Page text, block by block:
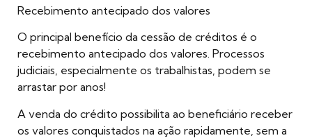
Recebimento antecipado dos valores
O principal benefício da cessão de créditos é o
recebimento antecipado dos valores. Processos
judiciais, especialmente os trabalhistas, podem se
arrastar por anos!
A venda do crédito possibilita ao beneficiário receber
os valores conquistados na ação rapidamente, sem a